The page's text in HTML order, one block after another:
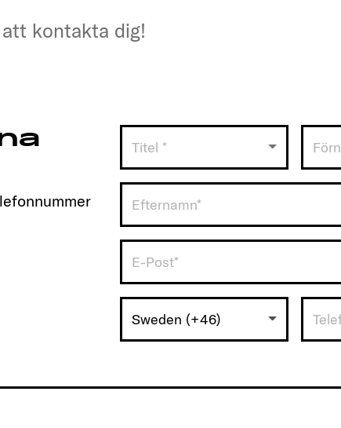
kontakta dig!
kontakta dig!
Titel *
Sweden (+46)